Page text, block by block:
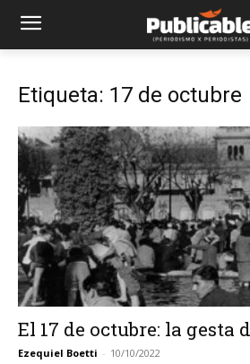
Etiqueta: 17 de octubre
El 17 de octubre: la gesta
Ezequiel Boetti - 10/10/2022